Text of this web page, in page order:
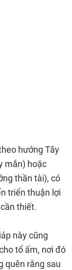
hướng Tây
mắn) hoặc
thần tài), có
triển thuận lợi
thiết.
này cũng
tổ ấm, nơi đó
quên rằng sau